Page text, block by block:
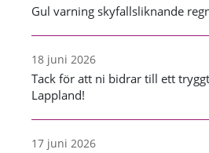
Gul varning skyfallsliknande
18 juni 2026
Tack för att ni bidrar till ett
Lappland!
17 juni 2026